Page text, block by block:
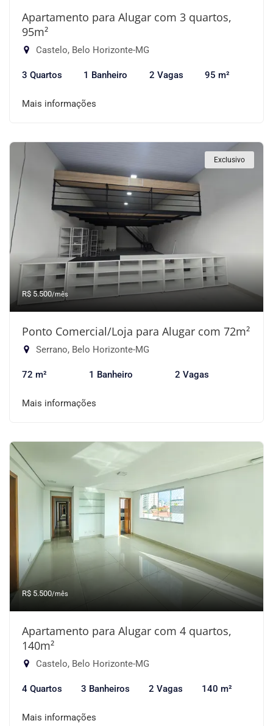
Apartamento para Alugar com 3 quartos,
95m²
Castelo, Belo Horizonte-MG
3 Quartos 1 Banheiro 2 Vagas 95 m²
Mais informações
Exclusivo
R$ 5.500/mês
Ponto Comercial/Loja para Alugar com 72m²
Serrano, Belo Horizonte-MG
72 m² 1 Banheiro 2 Vagas
Mais informações
R$ 5.500/mês
Apartamento para Alugar com 4 quartos,
140m²
Castelo, Belo Horizonte-MG
4 Quartos 3 Banheiros 2 Vagas 140 m²
Mais informações